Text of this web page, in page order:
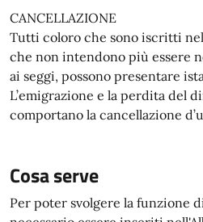
CANCELLAZIONE
Tutti coloro che sono iscritti
che non intendono più essere
ai seggi, possono presentare
L’emigrazione e la perdita del
comportano la cancellazione
Cosa serve
Per poter svolgere la funzione